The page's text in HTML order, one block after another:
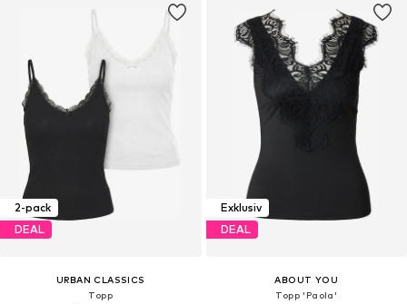
2-pack
DEAL
URBAN CLASSICS
Topp
Exklusiv
DEAL
ABOUT YOU
Topp 'Paola'